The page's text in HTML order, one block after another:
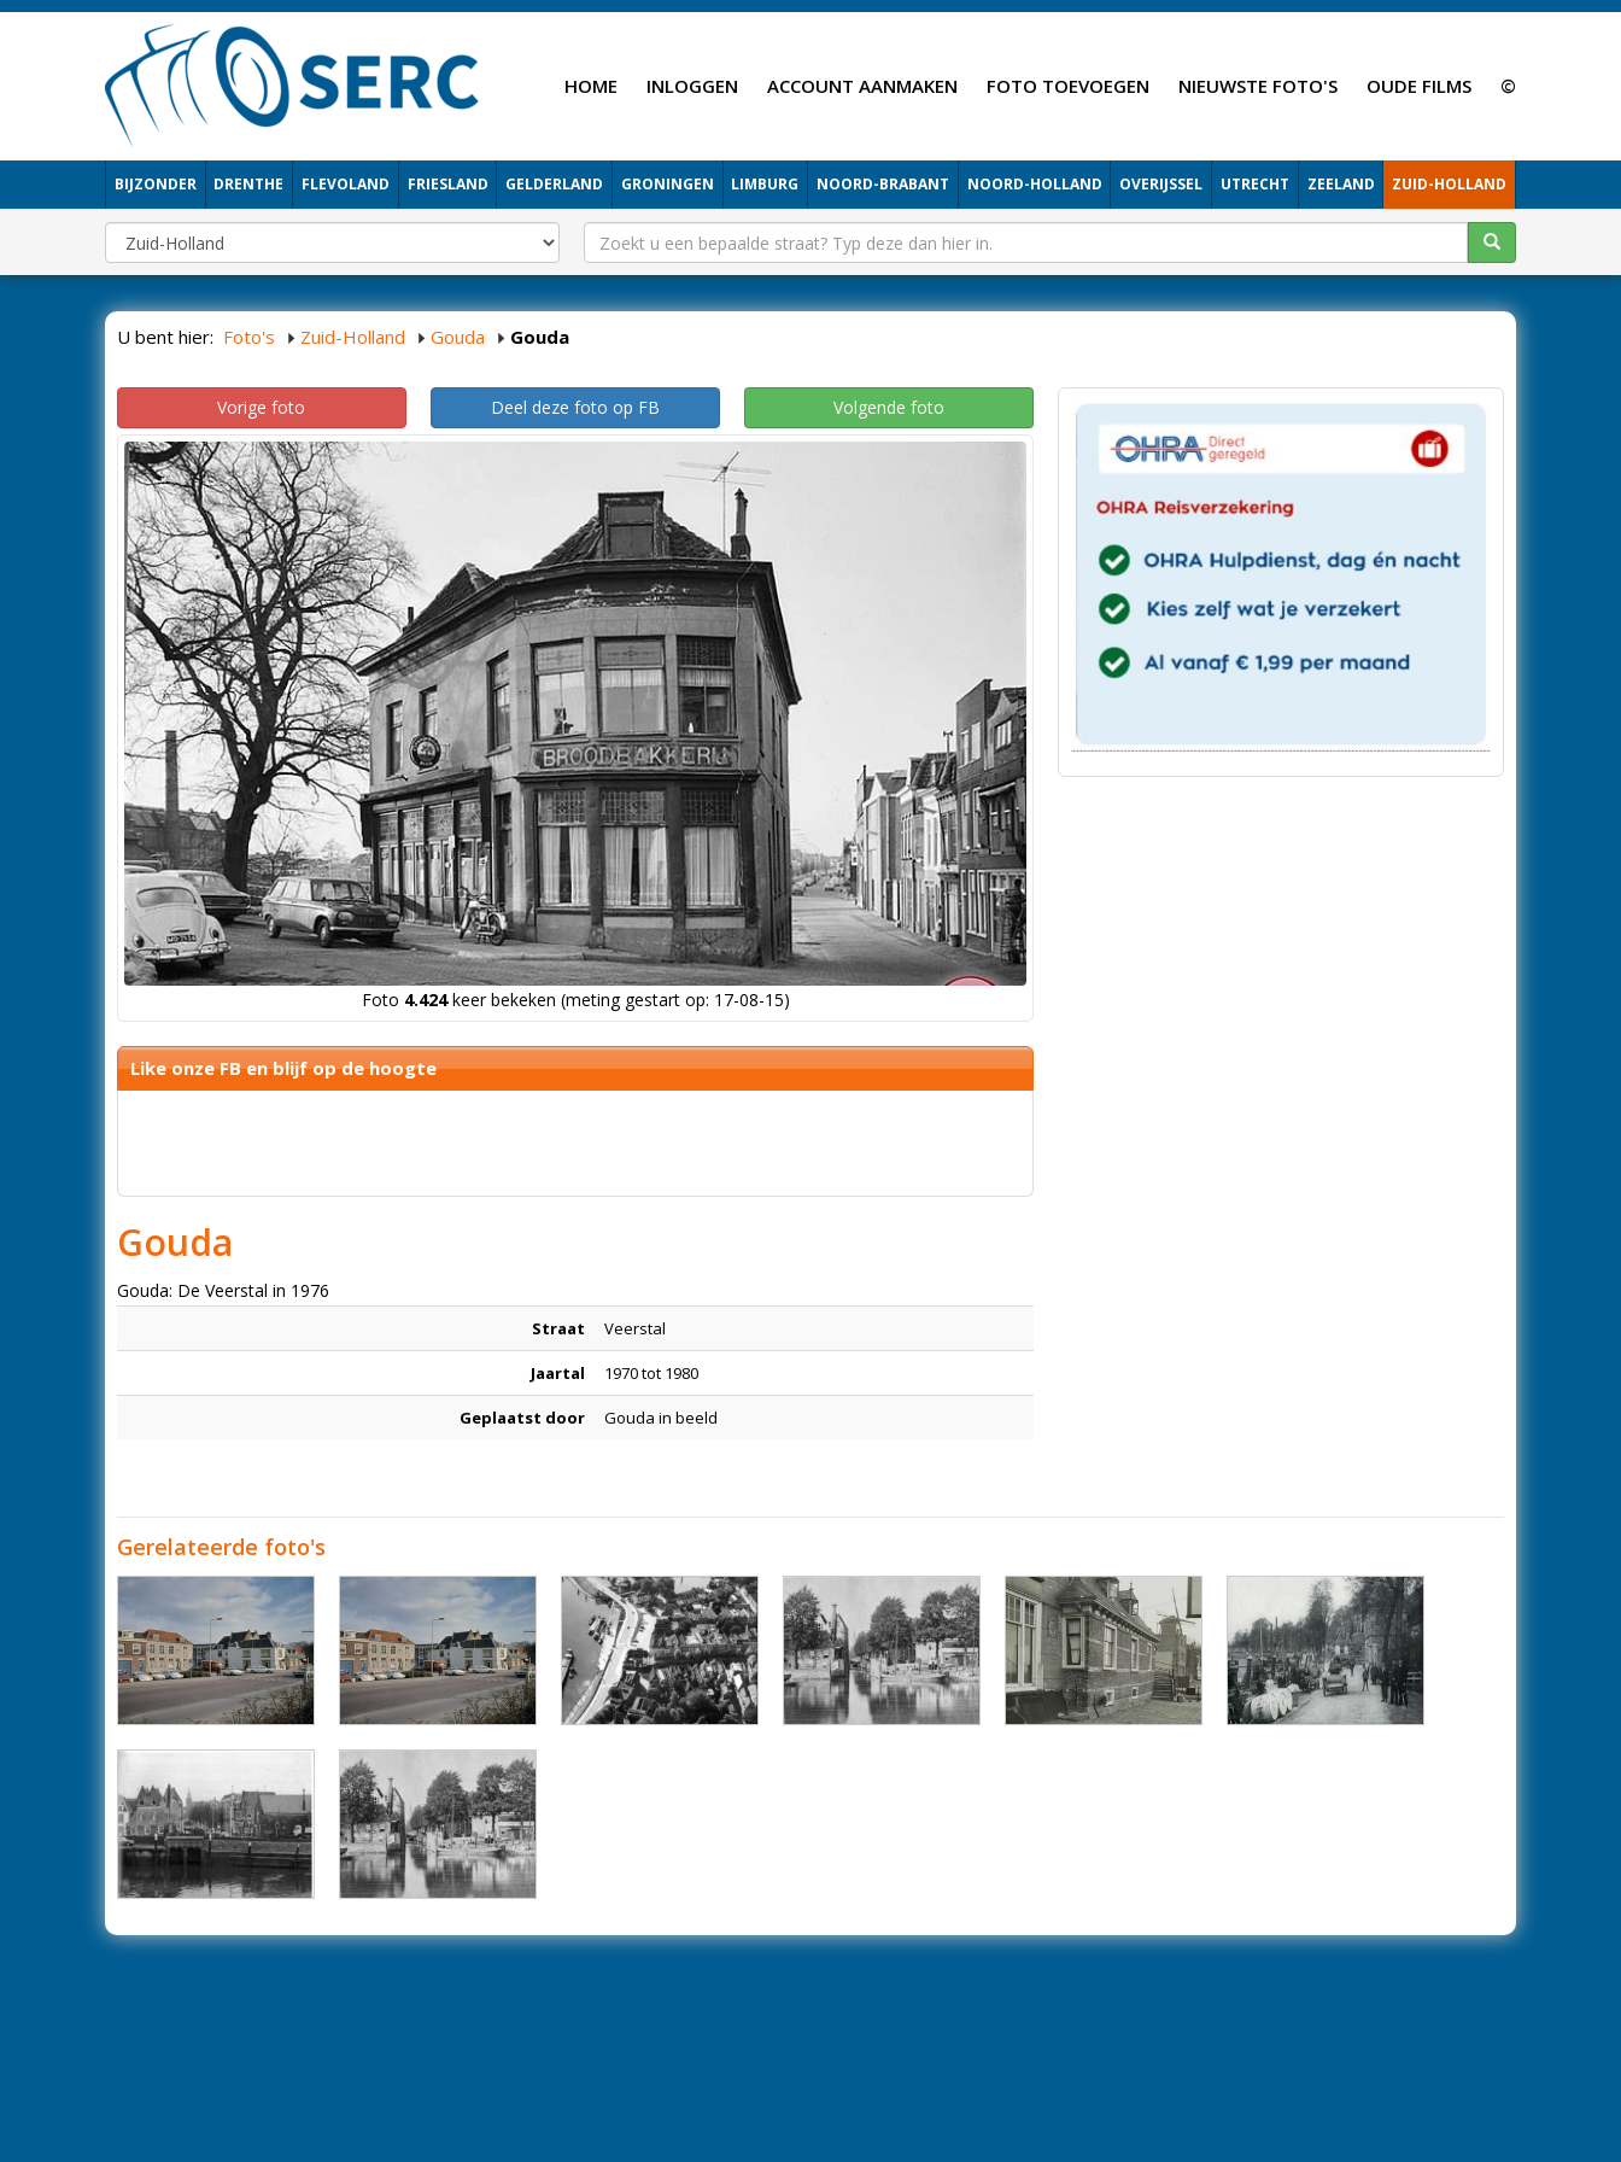
HOME INLOGGEN ACCOUNT AANMAKEN FOTO TOEVOEGEN NIEUWSTE FOTO'S OUDE FILMS ©
BIJZONDER DRENTHE FLEVOLAND FRIESLAND GELDERLAND GRONINGEN LIMBURG NOORD-BRABANT NOORD-HOLLAND OVERIJSSEL UTRECHT ZEELAND ZUID-HOLLAND
U bent hier: Foto's Zuid-Holland Gouda Gouda
Vorige foto Deel deze foto op FB Volgende foto
Foto 4.424keer bekeken (meting gestart op: 17-08-15)
Like onze FB en blijf op de hoogte
Gouda
Gouda: De Veerstal in 1976
Straat Veerstal
Jaartal 1970 tot 1980
Geplaatst door Gouda in beeld
Gerelateerde foto's